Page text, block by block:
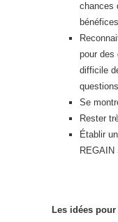
chances
bénéfices
pour des
difficile
Se
Rester
Établir
REGAIN
Les idées